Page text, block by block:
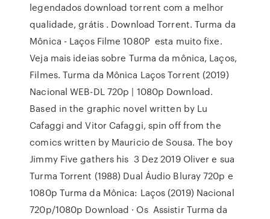
legendados download torrent com a melhor
qualidade, grátis . Download Torrent. Turma da
Mônica - Laços Filme 1080P esta muito fixe.
Veja mais ideias sobre Turma da mônica, Laços,
Filmes. Turma da Mônica Laços Torrent (2019)
Nacional WEB-DL 720p | 1080p Download.
Based in the graphic novel written by Lu
Cafaggi and Vitor Cafaggi, spin off from the
comics written by Mauricio de Sousa. The boy
Jimmy Five gathers his 3 Dez 2019 Oliver e sua
Turma Torrent (1988) Dual Áudio Bluray 720p e
1080p Turma da Mônica: Laços (2019) Nacional
720p/1080p Download · Os Assistir Turma da